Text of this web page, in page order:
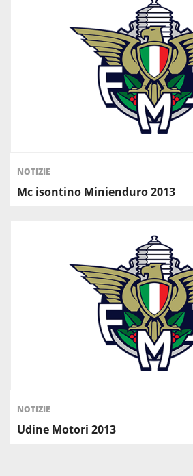
NOTIZIE
Mc isontino Minienduro 2013
NOTIZIE
Udine Motori 2013